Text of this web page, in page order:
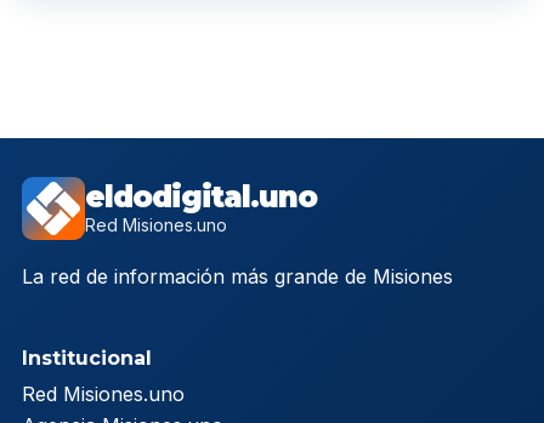
eldodigital.uno
Red Misiones.uno
La red de información más grande de Misiones
Institucional
Red Misiones.uno